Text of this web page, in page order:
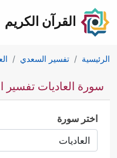
القرآن الكريم
الرئيسية تفسير السعدي
سورة العاديات تفسير
اختر سورة